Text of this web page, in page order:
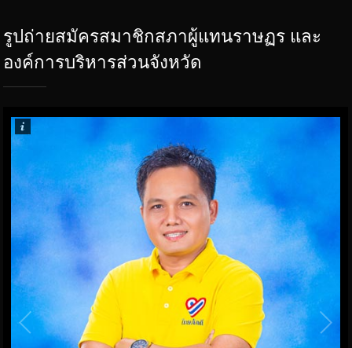
รูปถ่ายสมัครสมาชิกสภาผู้แทนราษฏร และ
องค์การบริหารส่วนจังหวัด